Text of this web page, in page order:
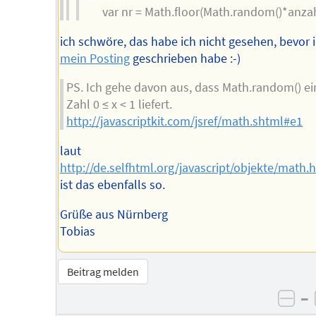
var nr =
ich schwöre, das habe ich nicht gesehen, bevor
mein Postinggeschrieben habe :-)
PS. Ich gehe davon aus, dass Math.random()
Zahl 0 ≤ x < 1 liefert.
http://javascriptkit.com/jsref/math.shtml#e1
laut
http://de.selfhtml.org/javascript/objekte/
ist das ebenfalls so.
Grüße aus Nürnberg
Tobias
Beitrag melden
–